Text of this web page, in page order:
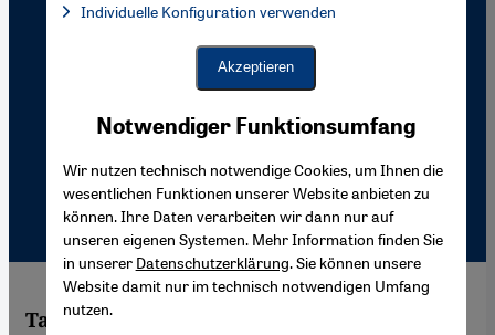
Tausende von Menschen weltweit treffen
Notwendiger Funktionsumfang
Wir nutzen technisch notwendige Cookies, um Ihnen die
wesentlichen Funktionen unserer Website anbieten zu
können. Ihre Daten verarbeiten wir dann nur auf
unseren eigenen Systemen. Mehr Information finden Sie
in unserer Datenschutzerklärung. Sie können unsere
Website damit nur im technisch notwendigen Umfang
nutzen.
Facebook Embed / Facebook Connect, Google Maps Embed,
Facebook Embed / Facebook Connect
Google Maps Embed
Individuelle Konfiguration verwenden
Akzeptieren